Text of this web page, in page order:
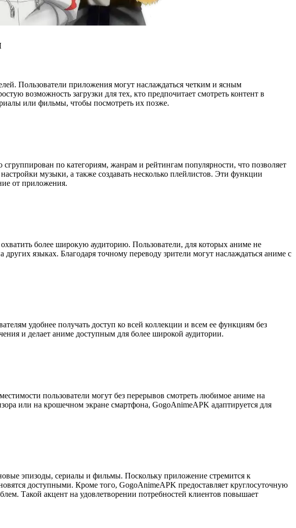
Пользователи приложения могут наслаждаться четким и ясным
возможность загрузки для тех, кто предпочитает смотреть контент в
или фильмы, чтобы посмотреть их позже.
по категориям, жанрам и рейтингам популярности, что позволяет
музыки, а также создавать несколько плейлистов. Эти функции
от приложения.
более широкую аудиторию. Пользователи, для которых аниме не
языках. Благодаря точному переводу зрители могут наслаждаться аниме с
удобнее получать доступ ко всей коллекции и всем ее функциям без
и делает аниме доступным для более широкой аудитории.
пользователи могут без перерывов смотреть любимое аниме на
или на крошечном экране смартфона, GogoAnimeAPK адаптируется для
эпизоды, сериалы и фильмы. Поскольку приложение стремится к
доступными. Кроме того, GogoAnimeAPK предоставляет круглосуточную
Такой акцент на удовлетворении потребностей клиентов повышает